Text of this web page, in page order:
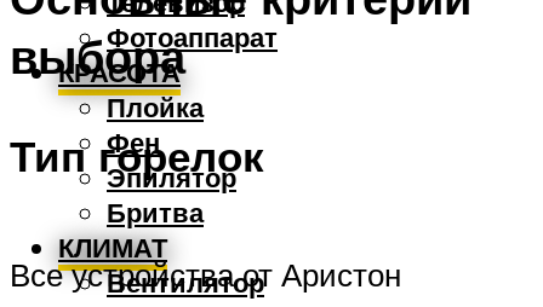
Фотоаппарат
КРАСОТА
Плойка
Фен
Эпилятор
Бритва
КЛИМАТ
Вентилятор
выбора
Тип горелок
Все устройства от Аристон